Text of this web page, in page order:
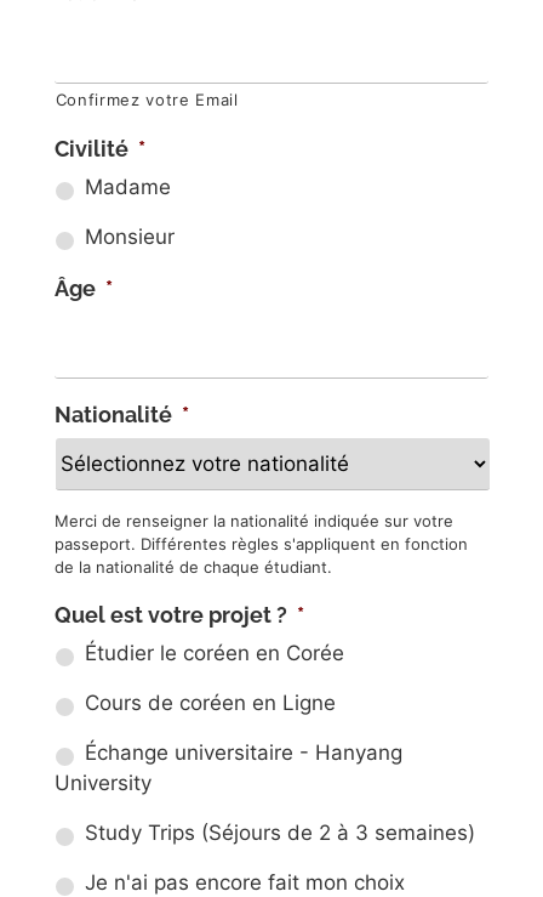
Confirmez votre Email
Civilité *
Madame
Monsieur
Âge *
Nationalité *
Merci de renseigner la nationalité indiquée sur votre
passeport. Différentes règles s'appliquent en fonction
de la nationalité de chaque étudiant.
Quel est votre projet ? *
Étudier le coréen en Corée
Cours de coréen en Ligne
Échange universitaire - Hanyang
University
Study Trips (Séjours de 2 à 3 semaines)
Je n'ai pas encore fait mon choix